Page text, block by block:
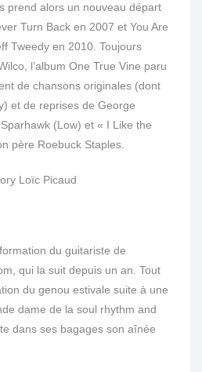
prend alors un nouveau départ
Turn Back en 2007 et You Are
Tweedy en 2010. Toujours
l’album One True Vine paru
de chansons originales (dont
et de reprises de George
(Low) et « I Like the
père Roebuck Staples.
Loïc Picaud
du guitariste de
qui la suit depuis un an. Tout
du genou estivale suite à une
dame de la soul rhythm and
dans ses bagages son aînée